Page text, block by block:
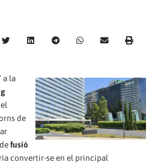
a la
de
fusió
convertir-se en el principal